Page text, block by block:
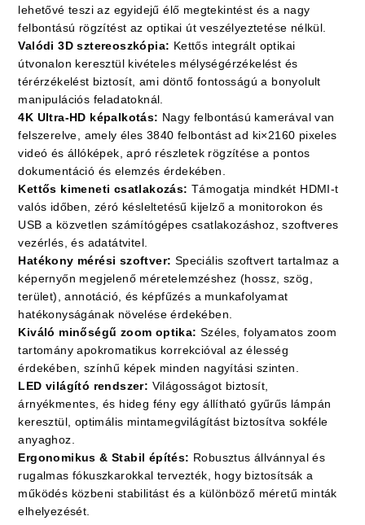
lehetővé teszi az egyidejű élő megtekintést és a nagy
felbontású rögzítést az optikai út veszélyeztetése nélkül.
Valódi 3D sztereoszkópia: Kettős integrált optikai
útvonalon keresztül kivételes mélységérzékelést és
térérzékelést biztosít, ami döntő fontosságú a bonyolult
manipulációs feladatoknál.
4K Ultra-HD képalkotás: Nagy felbontású kamerával van
felszerelve, amely éles 3840 felbontást ad ki×2160 pixeles
videó és állóképek, apró részletek rögzítése a pontos
dokumentáció és elemzés érdekében.
Kettős kimeneti csatlakozás: Támogatja mindkét HDMI-t
valós időben, zéró késleltetésű kijelző a monitorokon és
USB a közvetlen számítógépes csatlakozáshoz, szoftveres
vezérlés, és adatátvitel.
Hatékony mérési szoftver: Speciális szoftvert tartalmaz a
képernyőn megjelenő méretelemzéshez (hossz, szög,
terület), annotáció, és képfűzés a munkafolyamat
hatékonyságának növelése érdekében.
Kiváló minőségű zoom optika: Széles, folyamatos zoom
tartomány apokromatikus korrekcióval az élesség
érdekében, színhű képek minden nagyítási szinten.
LED világító rendszer: Világosságot biztosít,
árnyékmentes, és hideg fény egy állítható gyűrűs lámpán
keresztül, optimális mintamegvilágítást biztosítva sokféle
anyaghoz.
Ergonomikus & Stabil építés: Robusztus állvánnyal és
rugalmas fókuszkarokkal tervezték, hogy biztosítsák a
működés közbeni stabilitást és a különböző méretű minták
elhelyezését.